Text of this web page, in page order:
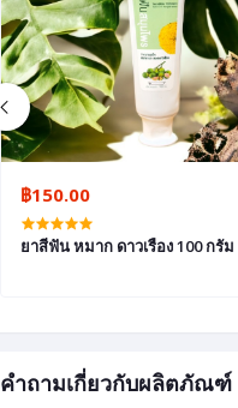
฿150.00
ยาสีฟัน หมาก ดาวเรือง 100 กรัม
คำถามเกี่ยวกับผลิตภัณฑ์